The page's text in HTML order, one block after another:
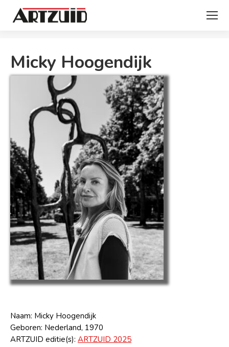
Micky Hoogendijk
Naam: Micky Hoogendijk
Geboren: Nederland, 1970
ARTZUID editie(s): ARTZUID 2025